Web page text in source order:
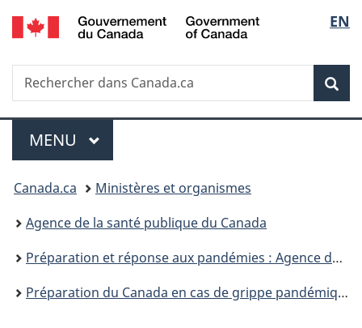
Passer
au
principal
Passer
à
Au
du
Passer
à
version
simplifiée
de
la
EN
Recherche
Rechercher
dans
Menu
MENU PRINCIPAL
Vous
êtes
ici :
Canada.ca
Ministères et organismes
Agence de la santé publique du Canada
Préparation et réponse aux pandémies : Agence de la santé publique du Canada
Préparation du Canada en cas de grippe pandémique : Guide de planification pour le secteur de la santé